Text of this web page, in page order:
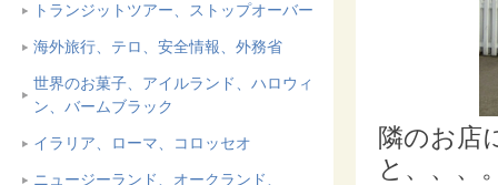
トランジットツアー、ストップオーバー
海外旅行、テロ、安全情報、外務省
世界のお菓子、アイルランド、ハロウィ
ン、バームブラック
イラリア、ローマ、コロッセオ
ニュージーランド、オークランド、
隣のお店
と、、、